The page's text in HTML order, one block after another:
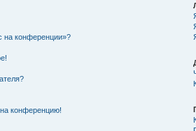
на конференции»?
конференцию!